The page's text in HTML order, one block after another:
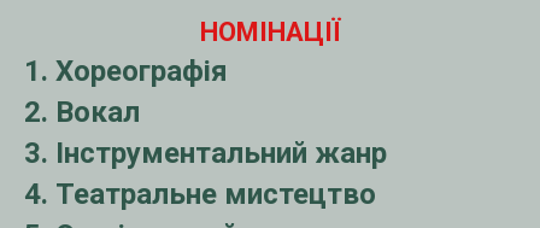
НОМІНА ЦІЇ
1. Хореографія
2. Вокал
3. Інструментальний жанр
4. Театральне мистецтво